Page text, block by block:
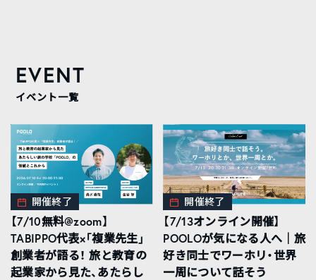
EVENT
イベント一覧
開催終了
【7/10無料@zoom】
TABIPPO代表×「複業先生」
創業者が語る！ 旅と教育の
起業家から見た、あたらし
開催終了
【7/13オンライン開催】
POOLOが気になる人へ｜旅
好き同士でワーホリ・世界
一周について話そう